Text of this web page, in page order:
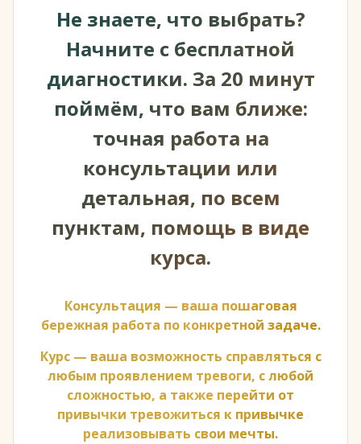
Не знаете, что выбрать?
Начните с бесплатной
диагностики. За 20 минут
поймём, что вам ближе:
точная работа на
консультации или
детальная, по всем
пунктам, помощь в виде
курса.
Консультация — ваша пошаговая
бережная работа по конкретной задаче.
Курс — ваша возможность справляться с
любым проявлением тревоги, с любой
сложностью, а также перейти от
привычки тревожиться к привычке
реализовывать свои мечты.